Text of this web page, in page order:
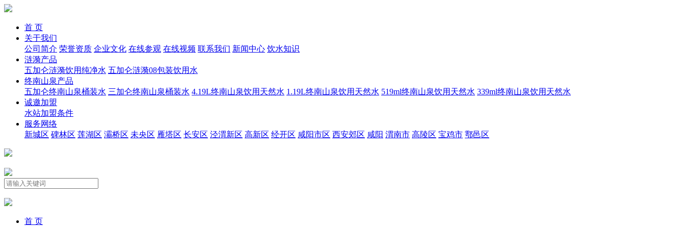
首 页
关于我们
公司简介 荣誉资质 企业文化 在线参观 在线视频 联系我们 新闻中心 饮水知识
涟漪产品
五加仑涟漪饮用纯净水 五加仑涟漪08包装饮用水
终南山泉产品
五加仑终南山泉桶装水 三加仑终南山泉桶装水 4.19L终南山泉饮用天然水 1.19L终南山泉饮用天然水 519ml终南山泉饮用天然水 339ml终南山泉饮用天然水
诚邀加盟
水站加盟条件
服务网络
新城区 碑林区 莲湖区 灞桥区 未央区 雁塔区 长安区 泾渭新区 高新区 经开区 咸阳市区 西安郊区 咸阳 渭南市 高陵区 宝鸡市 鄠邑区
首 页